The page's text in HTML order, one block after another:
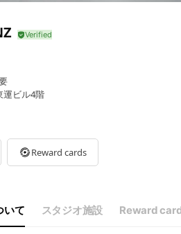
運ビル4階
Reward cards
いて スタジオ施設 Reward